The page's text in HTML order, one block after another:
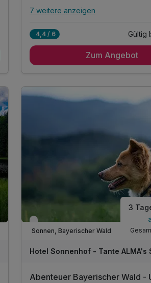
Alle Inklusivleistungen
3 x reichhaltiges Frühstück vom
täglich Kaffeekränzchen im Hotel
mit jeweils einem Kaffee und einem
1 x Eierlikör zur Begrüßung*
inkl. Gästekarte Wegscheider
inkl. Nutzung des Pool- und
inkl. Parkplatz am Hotel
* alkoholfreie Alternative möglich
7 weitere anzeigen
4,4 / 6 Gültig
Zum Angebot
Verfügbar bis Dezember
Sonnen, Bayerischer Wald
3
Abenteuer Bayerischer Wald -